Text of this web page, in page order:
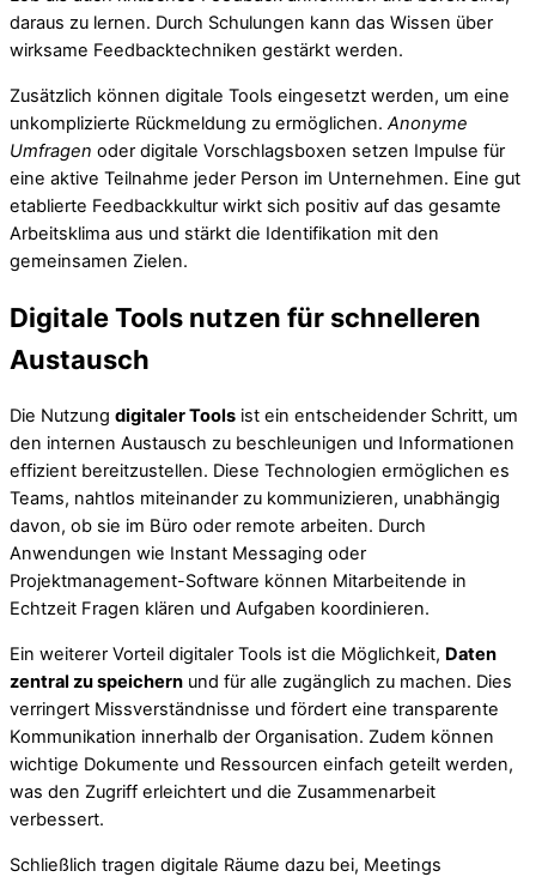
daraus zu lernen. Durch Schulungen kann das Wissen über
wirksame Feedbacktechniken gestärkt werden.
Zusätzlich können digitale Tools eingesetzt werden, um eine
unkomplizierte Rückmeldung zu ermöglichen. Anonyme
Umfragen oder digitale Vorschlagsboxen setzen Impulse für
eine aktive Teilnahme jeder Person im Unternehmen. Eine gut
etablierte Feedbackkultur wirkt sich positiv auf das gesamte
Arbeitsklima aus und stärkt die Identifikation mit den
gemeinsamen Zielen.
Digitale Tools nutzen für schnelleren
Austausch
Die Nutzung digitaler Tools ist ein entscheidender Schritt, um
den internen Austausch zu beschleunigen und Informationen
effizient bereitzustellen. Diese Technologien ermöglichen es
Teams, nahtlos miteinander zu kommunizieren, unabhängig
davon, ob sie im Büro oder remote arbeiten. Durch
Anwendungen wie Instant Messaging oder
Projektmanagement-Software können Mitarbeitende in
Echtzeit Fragen klären und Aufgaben koordinieren.
Ein weiterer Vorteil digitaler Tools ist die Möglichkeit, Daten
zentral zu speichern und für alle zugänglich zu machen. Dies
verringert Missverständnisse und fördert eine transparente
Kommunikation innerhalb der Organisation. Zudem können
wichtige Dokumente und Ressourcen einfach geteilt werden,
was den Zugriff erleichtert und die Zusammenarbeit
verbessert.
Schließlich tragen digitale Räume dazu bei, Meetings